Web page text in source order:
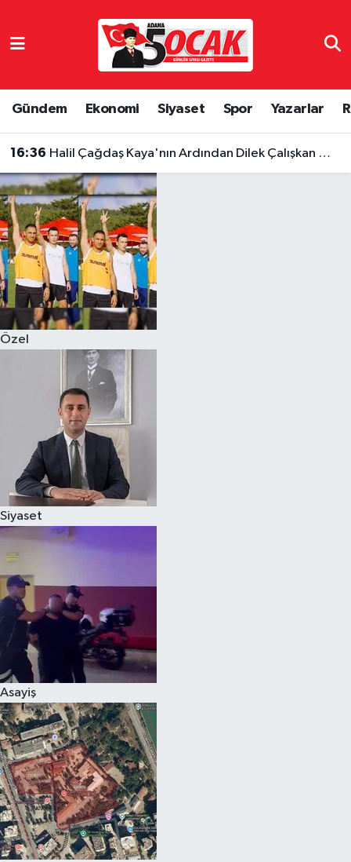
Gündem Ekonomi Siyaset Spor Yazarlar
16:36 Halil Çağdaş Kaya'nın Ardından Dilek Çalışkan Özcan da Mı Disipline Gidiyor?
Özel
Siyaset
Asayiş
Dünya
Eğitim
Ekonomi
Gündem
Magazin
Özel
Resmi İlanlar
Sağlık
Siyaset
Yaşam
Yerel Yönetimler
Yurttan
Hava Durumu
Tüm Manşetler
Son Dakika Haberleri
Haber Arşivi